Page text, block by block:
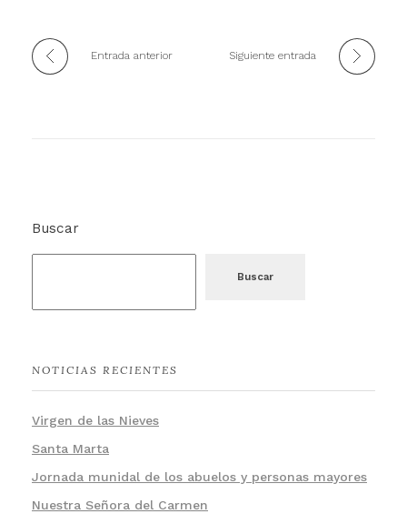
Entrada anterior Siguiente entrada
Buscar
Buscar
NOTICIAS RECIENTES
Virgen de las Nieves
Santa Marta
Jornada munidal de los abuelos y personas mayores
Nuestra Señora del Carmen